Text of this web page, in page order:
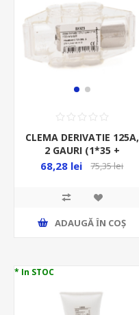
CLEMA DERIVATIE 125A,
2 GAURI (1*35 +
1*25)MMP IP20
68,28 lei 75,35 lei
ADAUGĂ ȊN COŞ
* In STOC